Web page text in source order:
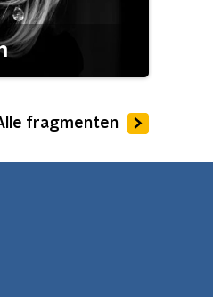
fragmenten